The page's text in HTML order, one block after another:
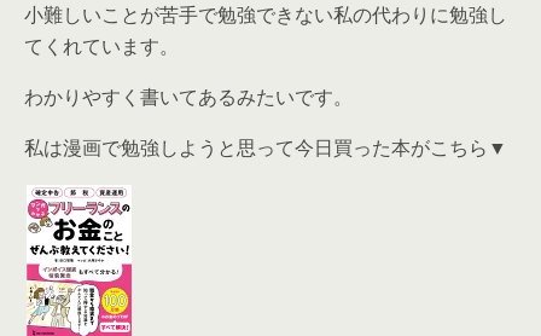
小難しいことが苦手で勉強できない私の代わりに勉強し
てくれています。
わかりやすく書いてあるみたいです。
私は漫画で勉強しようと思って今日買った本がこちら▼